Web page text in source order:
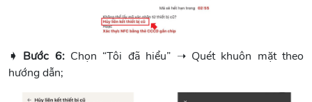
➧ Bước 6: Chọn “Tôi đã hiểu” ➝ Quét khuôn mặt theo
hướng dẫn;